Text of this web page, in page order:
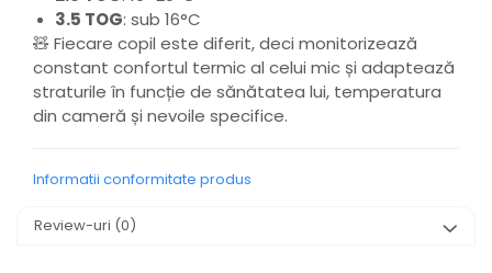
3.5 TOG: sub 16°C
🧸 Fiecare copil este diferit, deci monitorizează
constant confortul termic al celui mic și adaptează
straturile în funcție de sănătatea lui, temperatura
din cameră și nevoile specifice.
Informatii conformitate produs
Review-uri (0)